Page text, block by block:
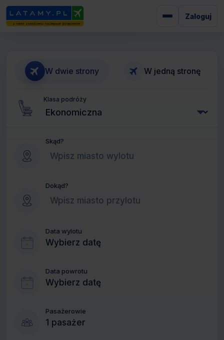
Zaloguj
W dwie strony W jedną stronę
Klasa podróży
Skąd?
Dokąd?
Data wylotu
Wybierz datę
Data powrotu
Wybierz datę
Pasażerowie
1 pasażer